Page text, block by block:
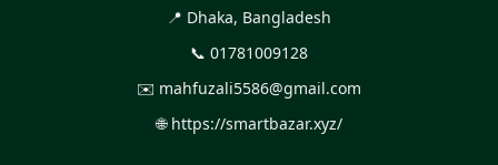
📍 Dhaka, Bangladesh
📞 01781009128
✉️ mahfuzali5586@gmail.com
🌐 https://smartbazar.xyz/